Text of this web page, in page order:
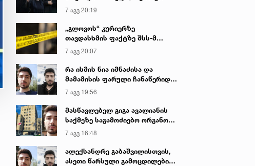
იყო ნია იმნაძე წამქეზებელი...“ -
გიგა ავალიანის დედა
7 აგვ 20:19
„გლოვოს“ კურიერზე
თავდასხმის ფაქტზე შსს-მ
გამოძიება დაიწყო
7 აგვ 20:07
რა ისმის ნია იმნაძისა და
მამამისის ფარული ჩანაწერიდან
- გიგა ავალიანის მკვლელობის
საქმე
7 აგვ 19:56
მასწავლებელ გიგა ავალიანის
საქმეზე საგამოძიებო ორგანო
დაკავებულ არასრულწლოვნებს -
ნია იმნაძესა და ანასტასია
ბერუაშვილს 30 დღის
განმავლობაში ფარულად
7 აგვ 16:48
ალექსანდრე გაბაშვილისთვის,
ასეთი წარსული გამოცდილების